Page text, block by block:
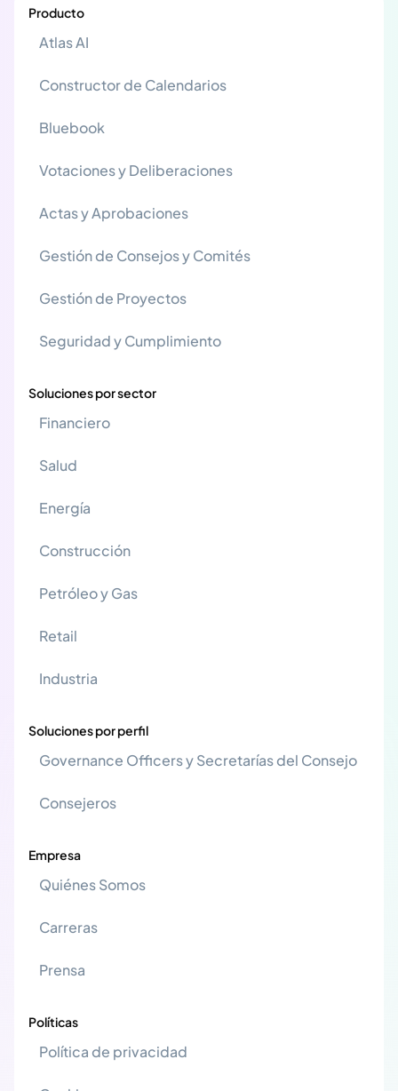
Producto
Atlas AI
Constructor de Calendarios
Bluebook
Votaciones y Deliberaciones
Actas y Aprobaciones
Gestión de Consejos y Comités
Gestión de Proyectos
Seguridad y Cumplimiento
Soluciones por sector
Financiero
Salud
Energía
Construcción
Petróleo y Gas
Retail
Industria
Soluciones por perfil
Governance Officers y Secretarías del Consejo
Consejeros
Empresa
Quiénes Somos
Carreras
Prensa
Políticas
Política de privacidad